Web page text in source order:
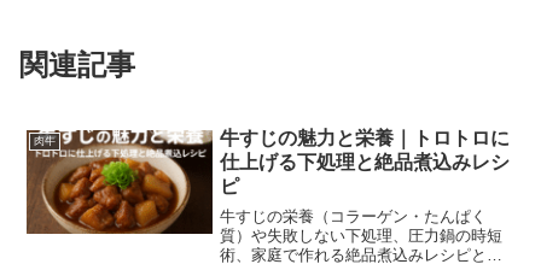
関連記事
肉牛
牛すじの魅力と栄養｜トロトロに
仕上げる下処理と絶品煮込みレシ
ピ
牛すじの栄養（コラーゲン・たんぱく
質）や失敗しない下処理、圧力鍋の時短
術、家庭で作れる絶品煮込みレシピと保